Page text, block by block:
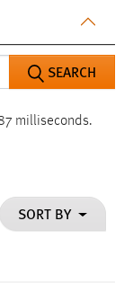
SEARCH
milliseconds.
SORT BY